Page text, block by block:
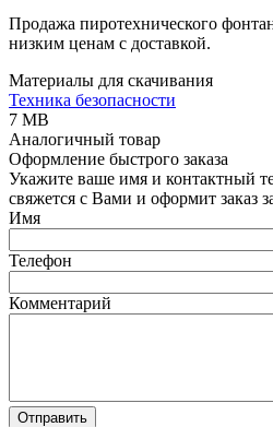
Продажа пиротехнического
низким ценам с доставкой.
Материалы для скачивания
Техника безопасности
7 MB
Аналогичный товар
Оформление быстрого заказа
Укажите ваше имя и контактный
свяжется с Вами и оформит заказ
Имя
Телефон
Комментарий
Отправить